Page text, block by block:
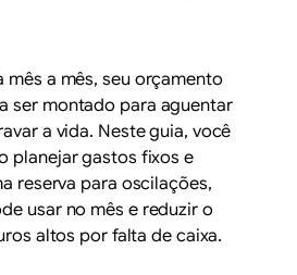
mês a mês, seu orçamento
ser montado para aguentar
a vida. Neste guia, você
planejar gastos fixos e
reserva para oscilações,
usar no mês e reduzir o
altos por falta de caixa.